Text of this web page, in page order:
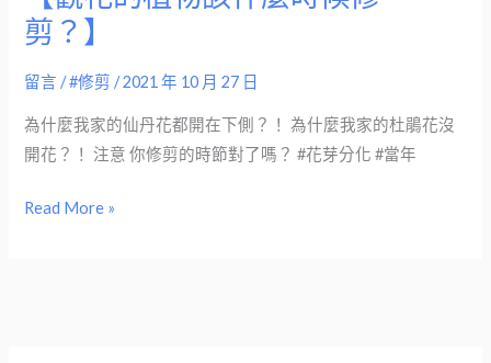
剪？】
留言 /#修剪 /2021 年 10 月 27 日
為什麼我家的仙丹花都開在下側？！ 為什麼我家的杜鵑花沒
開花？！ 注意 你修剪的時節對了嗎？ #花芽分化 #當年
Read More »